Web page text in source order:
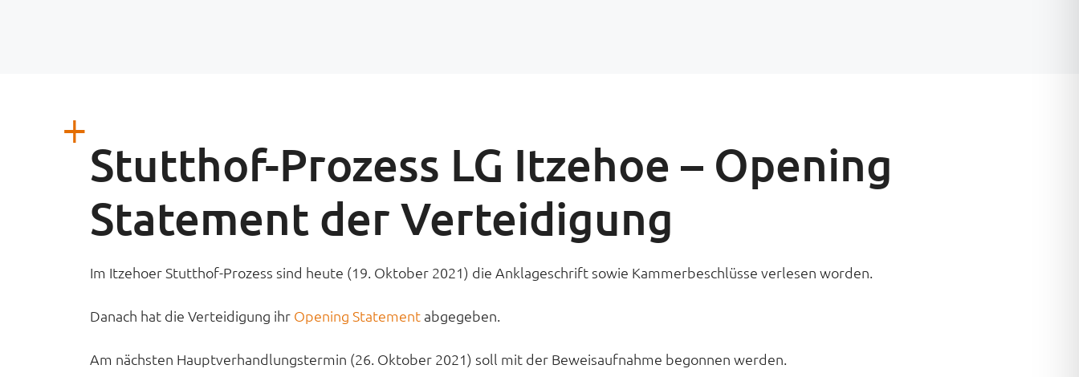
Stutthof-Prozess LG Itzehoe – Opening
Statement der Verteidigung
Im Itzehoer Stutthof-Prozess sind heute (19. Oktober 2021) die Anklageschrift sowie Kammerbeschlüsse verlesen worden.
Danach hat die Verteidigung ihr Opening Statement abgegeben.
Am nächsten Hauptverhandlungstermin (26. Oktober 2021) soll mit der Beweisaufnahme begonnen werden.